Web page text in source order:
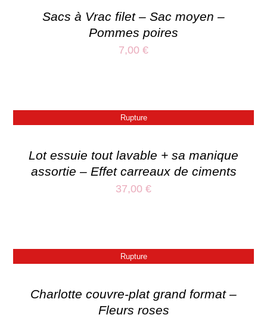
Sacs à Vrac filet – Sac moyen –
Pommes poires
7,00 €
Rupture
Lot essuie tout lavable + sa manique
assortie – Effet carreaux de ciments
37,00 €
Rupture
Charlotte couvre-plat grand format –
Fleurs roses